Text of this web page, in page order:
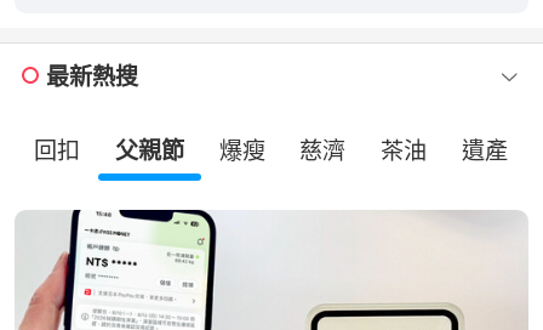
最新熱搜
回扣 父親節 爆瘦 慈濟 茶油 遺產